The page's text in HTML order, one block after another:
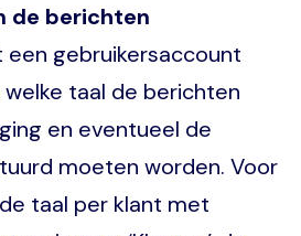
de berichten
gebruikersaccount
taal de berichten
en eventueel de
moeten worden. Voor
taal per klant met